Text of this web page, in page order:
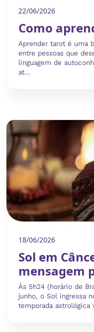
22/06/2026
Como
Aprender tarot é uma
entre pessoas que
linguagem de
at...
18/06/2026
Sol em
mensagem
Às 5h24 (horário de
junho, o Sol ingressa
temporada astrológica